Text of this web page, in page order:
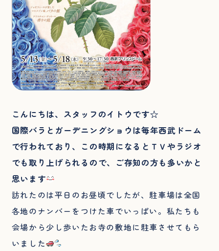
こんにちは、スタッフのイトウです☆
国際バラとガーデニングショウは毎年西武ドーム
で行われており、この時期になるとＴＶやラジオ
でも取り上げられるので、ご存知の方も多いかと
思います
訪れたのは平日のお昼頃でしたが、駐車場は全国
各地のナンバーをつけた車でいっぱい。私たちも
会場から少し歩いたお寺の敷地に駐車させてもら
いました